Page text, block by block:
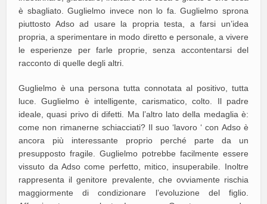
è sbagliato. Guglielmo invece non lo fa. Guglielmo sprona
piuttosto Adso ad usare la propria testa, a farsi un’idea
propria, a sperimentare in modo diretto e personale, a vivere
le esperienze per farle proprie, senza accontentarsi del
racconto di quelle degli altri.
Guglielmo è una persona tutta connotata al positivo, tutta
luce. Guglielmo è intelligente, carismatico, colto. Il padre
ideale, quasi privo di difetti. Ma l’altro lato della medaglia è:
come non rimanerne schiacciati? Il suo ‘lavoro ‘ con Adso è
ancora più interessante proprio perché parte da un
presupposto fragile. Guglielmo potrebbe facilmente essere
vissuto da Adso come perfetto, mitico, insuperabile. Inoltre
rappresenta il genitore prevalente, che ovviamente rischia
maggiormente di condizionare l’evoluzione del figlio.